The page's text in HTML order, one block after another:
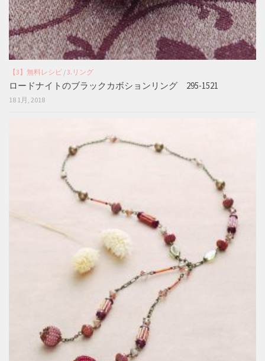
【3】無料レシピ /3.リング
ロードナイトのブラックカボションリング 295-1521
18 1月, 2018